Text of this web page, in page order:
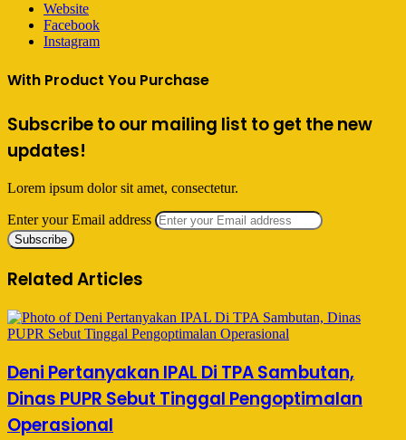
Website
Facebook
Instagram
With Product You Purchase
Subscribe to our mailing list to get the new
updates!
Lorem ipsum dolor sit amet, consectetur.
Enter your Email address
Related Articles
Deni Pertanyakan IPAL Di TPA Sambutan,
Dinas PUPR Sebut Tinggal Pengoptimalan
Operasional